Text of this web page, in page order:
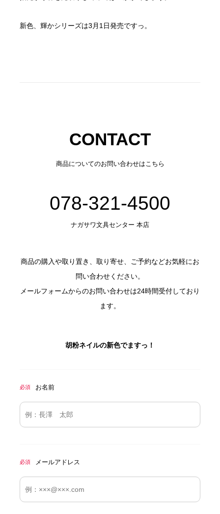
新色、輝かシリーズは3月1日発売ですっ。
CONTACT
商品についてのお問い合わせはこちら
078-321-4500
ナガサワ文具センター 本店
商品の購入や取り置き、取り寄せ、ご予約などお気軽にお
問い合わせください。
メールフォームからのお問い合わせは24時間受付しており
ます。
胡粉ネイルの新色でますっ！
必須 お名前
必須 メールアドレス